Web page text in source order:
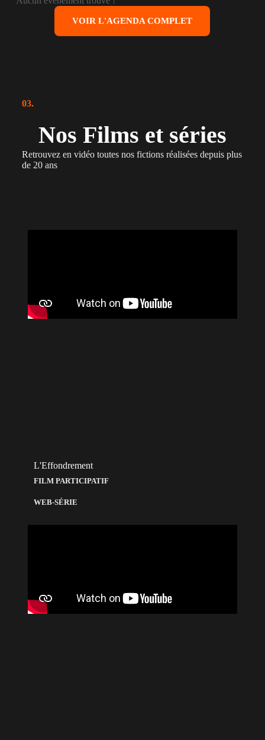
VOIR L'AGENDA COMPLET
03.
Nos Films et séries
Retrouvez en vidéo toutes nos fictions réalisées depuis plus
de 20 ans
L'Effondrement
FILM PARTICIPATIF
WEB-SÉRIE